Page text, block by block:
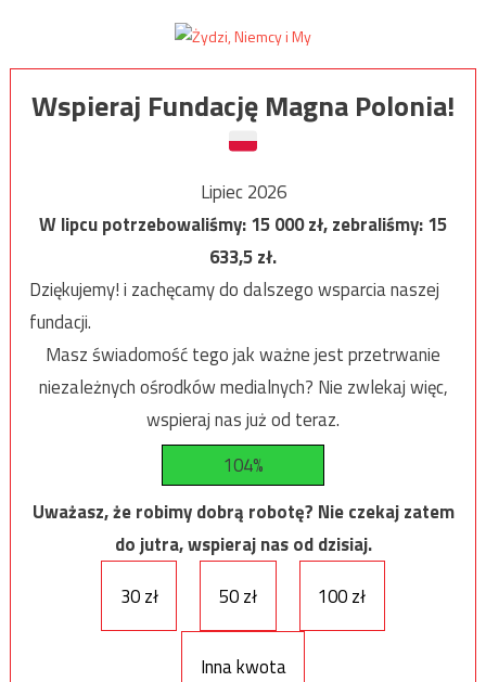
Wspieraj Fundację Magna Polonia!
Lipiec 2026
W lipcu potrzebowaliśmy:15 000zł, zebraliśmy:15
633,5zł.
Dziękujemy! i zachęcamy do dalszego wsparcia naszej
fundacji.
Masz świadomość tego jak ważne jest przetrwanie
niezależnych ośrodków medialnych? Nie zwlekaj więc,
wspieraj nas już od teraz.
104%
Uważasz, że robimy dobrą robotę? Nie czekaj zatem
do jutra, wspieraj nas od dzisiaj.
30 zł
50 zł 100 zł
Inna kwota